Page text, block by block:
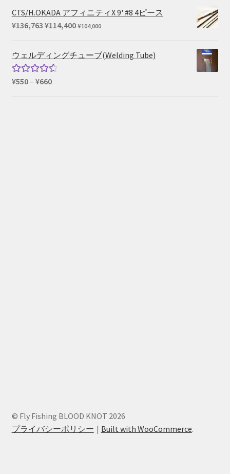
CTS/H.OKADA アフィニティX 9' #8 4ピース
¥136,763元
価
格
¥114,400現
の
¥104,000
ウェルディングチューブ(Welding Tube)
5段階中
¥550– ¥660価
© Fly Fishing BLOOD KNOT 2026
プライバシーポリシー
Built with WooCommerce.